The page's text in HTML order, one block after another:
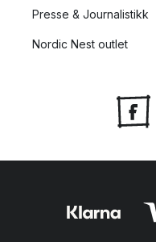
Presse & Journalistikk
Nordic Nest outlet